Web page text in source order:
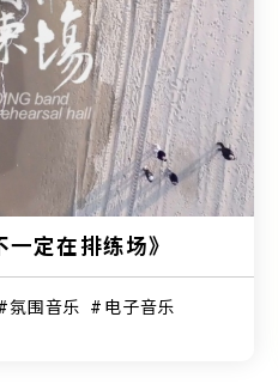
定在排练场》
氛围音乐
电子音乐